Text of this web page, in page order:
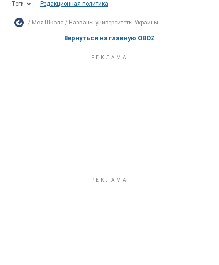
Теги Редакционная политика
Моя Школа Названы университеты Украины ...
Вернуться на главную OBOZ